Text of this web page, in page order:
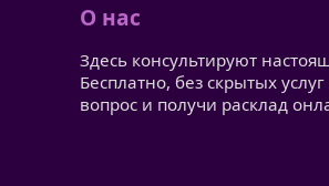
О нас
Здесь консультируют
Бесплатно, без скрытых
вопрос и получи расклад